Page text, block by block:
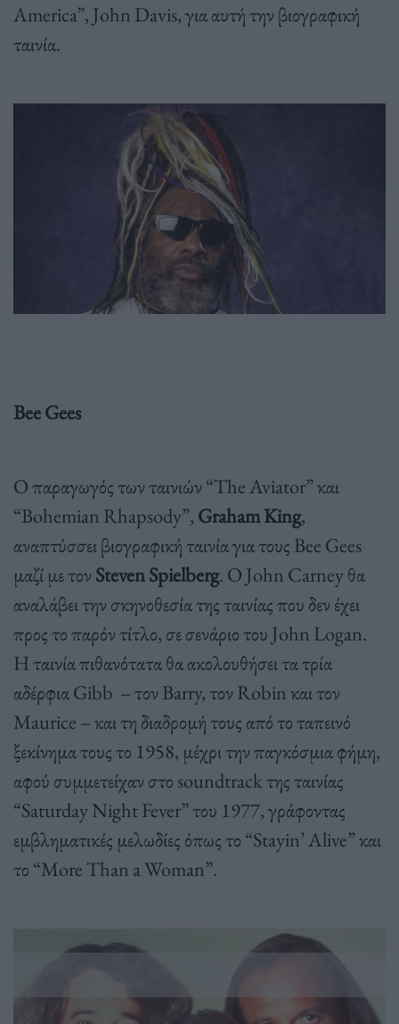
America”, John Davis, για αυτή την βιογραφική
ταινία.
Bee Gees
Ο παραγωγός των ταινιών “The Aviator” και
“Bohemian Rhapsody”, Graham King,
αναπτύσσει βιογραφική ταινία για τους Bee Gees
μαζί με τον Steven Spielberg. Ο John Carney θα
αναλάβει την σκηνοθεσία της ταινίας που δεν έχει
προς το παρόν τίτλο, σε σενάριο του John Logan.
Η ταινία πιθανότατα θα ακολουθήσει τα τρία
αδέρφια Gibb – τον Barry, τον Robin και τον
Maurice – και τη διαδρομή τους από το ταπεινό
ξεκίνημα τους το 1958, μέχρι την παγκόσμια φήμη,
αφού συμμετείχαν στο soundtrack της ταινίας
“Saturday Night Fever” του 1977, γράφοντας
εμβληματικές μελωδίες όπως το “Stayin’ Alive” και
το “More Than a Woman”.